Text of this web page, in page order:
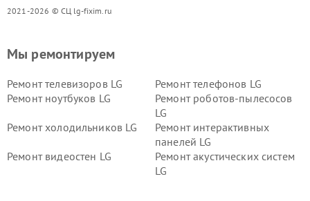
2021-2026 © СЦ lg-fixim.ru
Мы ремонтируем
Ремонт телевизоров LG
Ремонт телефонов LG
Ремонт ноутбуков LG
Ремонт роботов-пылесосов
LG
Ремонт холодильников LG
Ремонт интерактивных
панелей LG
Ремонт видеостен LG
Ремонт акустических систем
LG